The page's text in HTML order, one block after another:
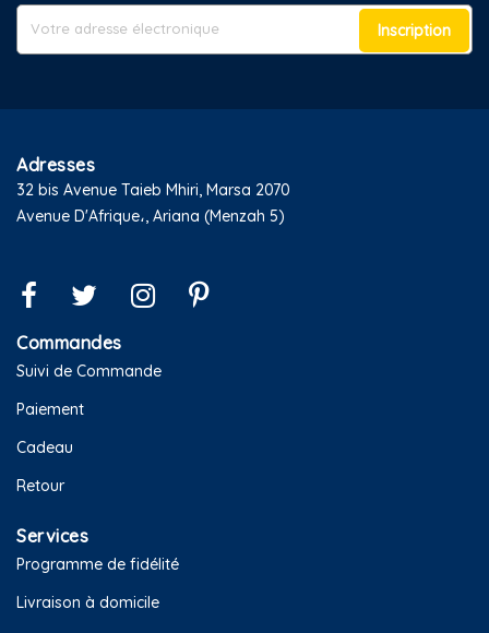
Inscription
Adresses
32 bis Avenue Taieb Mhiri, Marsa 2070
Avenue D'Afrique،, Ariana (Menzah 5)
Commandes
Suivi de Commande
Paiement
Cadeau
Retour
Services
Programme de fidélité
Livraison à domicile